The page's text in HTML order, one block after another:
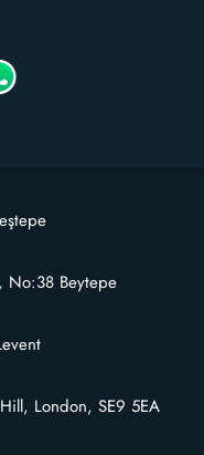
No:38 Beytepe
London, SE9 5EA